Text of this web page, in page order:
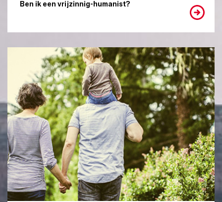
Ben ik een vrijzinnig-humanist?